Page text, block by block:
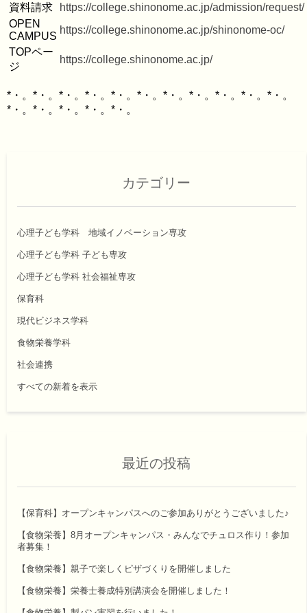
資料請求
https://college.shinonome.ac.jp/admission/request/
OPEN
CAMPUS
https://college.shinonome.ac.jp/shinonome-oc/
TOPペー
ジ
https://college.shinonome.ac.jp/
*・。*・。*・。*・。*・。*・。*・。*・。*・。*・。*・。
カテゴリー
心理子ども学科 地域イノベーション専攻
心理子ども学科 子ども専攻
心理子ども学科 社会福祉専攻
保育科
現代ビジネス学科
食物栄養学科
社会連携
すべての新着を表示
最近の投稿
【保育科】オープンキャンパスへのご参加ありがとうございました♪
【食物栄養】8月オープンキャンパス・みんなでチュロス作り！参加
者募集！
【食物栄養】親子で楽しくピザづくりを開催しました
【食物栄養】栄養士養成特別講演会を開催しました！